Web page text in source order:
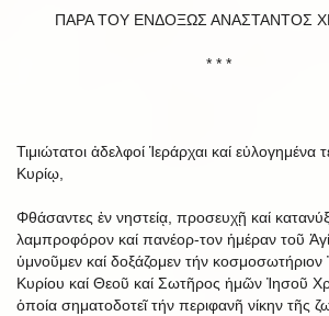
ΠΑΡΑ ΤΟΥ ΕΝΔΟΞΩΣ ΑΝΑΣΤΑΝΤΟΣ
* * *
Τιμιώτατοι ἀδελφοί Ἱεράρχαι καί εὐλογημένα
Κυρίῳ,
Φθάσαντες ἐν νηστείᾳ, προσευχῇ καί
λαμπροφόρον καί πανέορ-τον ἡμέραν τοῦ
ὑμνοῦμεν καί δοξάζομεν τήν κοσμοσωτήριον
Κυρίου καί Θεοῦ καί Σωτῆρος ἡμῶν Ἰησοῦ
ὁποία σηματοδοτεῖ τήν περιφανῆ νίκην τῆς